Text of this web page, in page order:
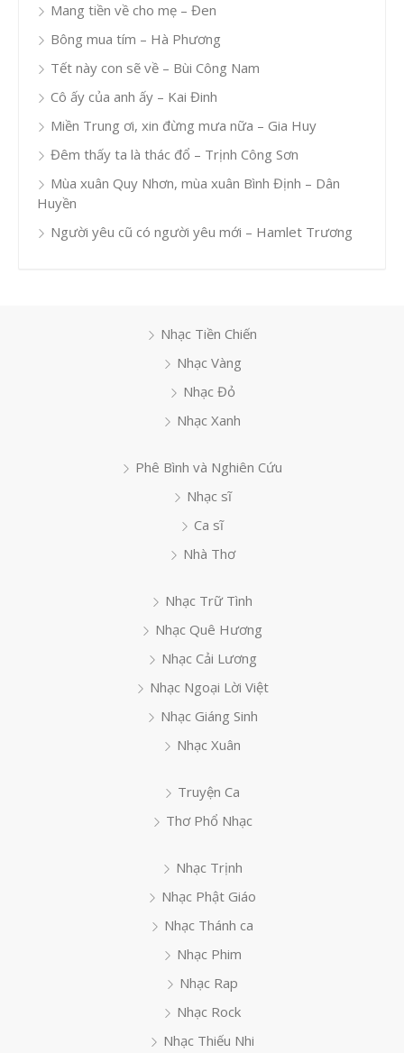
Mang tiền về cho mẹ – Đen
Bông mua tím – Hà Phương
Tết này con sẽ về – Bùi Công Nam
Cô ấy của anh ấy – Kai Đinh
Miền Trung ơi, xin đừng mưa nữa – Gia Huy
Đêm thấy ta là thác đổ – Trịnh Công Sơn
Mùa xuân Quy Nhơn, mùa xuân Bình Định – Dân
Huyền
Người yêu cũ có người yêu mới – Hamlet Trương
Nhạc Tiền Chiến
Nhạc Vàng
Nhạc Đỏ
Nhạc Xanh
Phê Bình và Nghiên Cứu
Nhạc sĩ
Ca sĩ
Nhà Thơ
Nhạc Trữ Tình
Nhạc Quê Hương
Nhạc Cải Lương
Nhạc Ngoại Lời Việt
Nhạc Giáng Sinh
Nhạc Xuân
Truyện Ca
Thơ Phổ Nhạc
Nhạc Trịnh
Nhạc Phật Giáo
Nhạc Thánh ca
Nhạc Phim
Nhạc Rap
Nhạc Rock
Nhạc Thiếu Nhi